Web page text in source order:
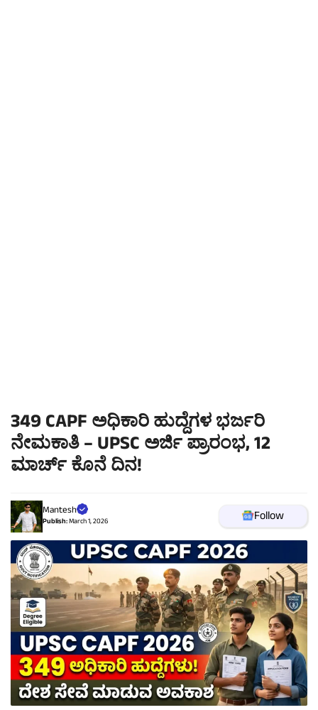
349 CAPF ಅಧಿಕಾರಿ ಹುದ್ದೆಗಳ ಭರ್ಜರಿ
ನೇಮಕಾತಿ – UPSC ಅರ್ಜಿ ಪ್ರಾರಂಭ, 12
ಮಾರ್ಚ್ ಕೊನೆ ದಿನ!
Mantesh
Publish:March 1, 2026 Follow